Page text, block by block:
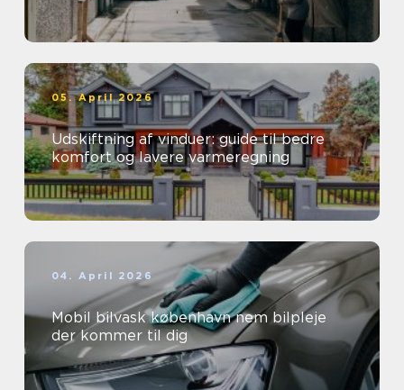
05. April 2026
Udskiftning af vinduer: guide til bedre
komfort og lavere varmeregning
04. April 2026
Mobil bilvask københavn nem bilpleje
der kommer til dig